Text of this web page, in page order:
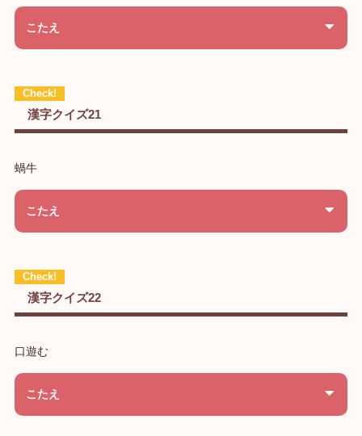
こたえ
漢字クイズ21
蝸牛
こたえ
漢字クイズ22
口遊む
こたえ